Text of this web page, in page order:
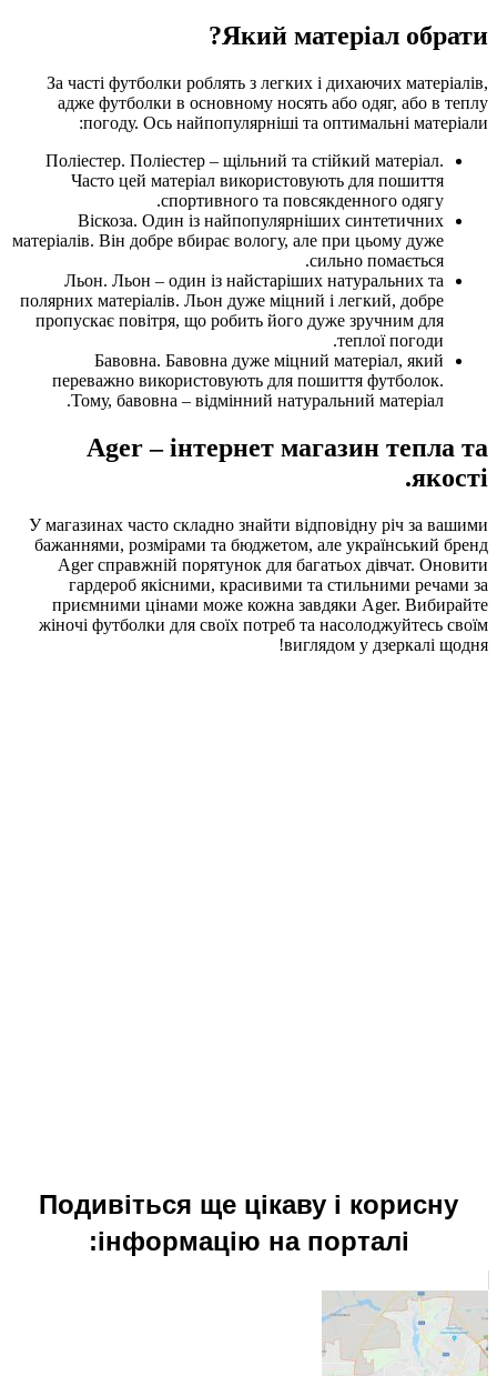
За часті футболки
адже футболки в
погоду. Ось
Поліестер. Поліестер –
Часто цей матеріал
Віскоза. Один із
матеріалів. Він добре
Льон. Льон – один із
полярних матеріалів. Льон
пропускає повітря, що
Бавовна. Бавовна
переважно
Тому, бавовна –
Ager –
У магазинах часто
бажаннями, розмірами та
Ager справжній
гардероб якісними,
приємними цінами
жіночі футболки для
Подивіться ще